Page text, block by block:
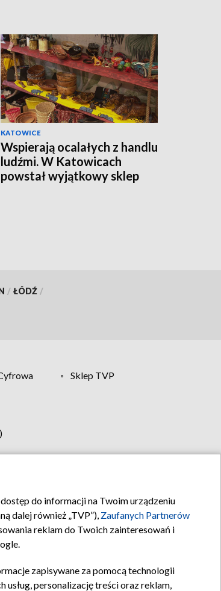
KATOWICE
Wspierają ocalałych z handlu
ludźmi. W Katowicach
powstał wyjątkowy sklep
/ ŁÓDŹ /
Sklep TVP
do informacji na Twoim urządzeniu
dalej również „TVP”), Zaufanych Partnerów
reklam do Twoich zainteresowań i
zapisywane za pomocą technologii
personalizację treści oraz reklam,